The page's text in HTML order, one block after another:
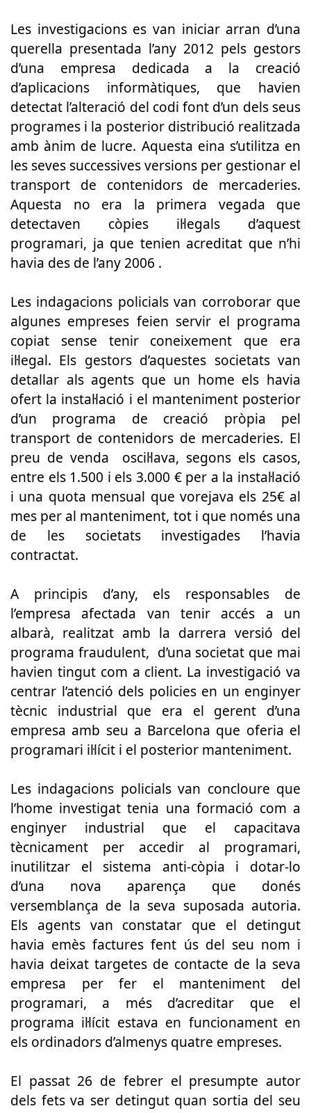
Les investigacions es van iniciar arran d’una
querella presentada l’any 2012 pels gestors
d’una empresa dedicada a la creació
d’aplicacions informàtiques, que havien
detectat l’alteració del codi font d’un dels seus
programes i la posterior distribució realitzada
amb ànim de lucre. Aquesta eina s’utilitza en
les seves successives versions per gestionar el
transport de contenidors de mercaderies.
Aquesta no era la primera vegada que
detectaven còpies il·legals d’aquest
programari, ja que tenien acreditat que n’hi
havia des de l’any 2006 .
Les indagacions policials van corroborar que
algunes empreses feien servir el programa
copiat sense tenir coneixement que era
il·legal. Els gestors d’aquestes societats van
detallar als agents que un home els havia
ofert la instal·lació i el manteniment posterior
d’un programa de creació pròpia pel
transport de contenidors de mercaderies. El
preu de venda oscil·lava, segons els casos,
entre els 1.500 i els 3.000 € per a la instal·lació
i una quota mensual que vorejava els 25€ al
mes per al manteniment, tot i que només una
de les societats investigades l’havia
contractat.
A principis d’any, els responsables de
l’empresa afectada van tenir accés a un
albarà, realitzat amb la darrera versió del
programa fraudulent, d’una societat que mai
havien tingut com a client. La investigació va
centrar l’atenció dels policies en un enginyer
tècnic industrial que era el gerent d’una
empresa amb seu a Barcelona que oferia el
programari il·lícit i el posterior manteniment.
Les indagacions policials van concloure que
l’home investigat tenia una formació com a
enginyer industrial que el capacitava
tècnicament per accedir al programari,
inutilitzar el sistema anti-còpia i dotar-lo
d’una nova aparença que donés
versemblança de la seva suposada autoria.
Els agents van constatar que el detingut
havia emès factures fent ús del seu nom i
havia deixat targetes de contacte de la seva
empresa per fer el manteniment del
programari, a més d’acreditar que el
programa il·lícit estava en funcionament en
els ordinadors d’almenys quatre empreses.
El passat 26 de febrer el presumpte autor
dels fets va ser detingut quan sortia del seu